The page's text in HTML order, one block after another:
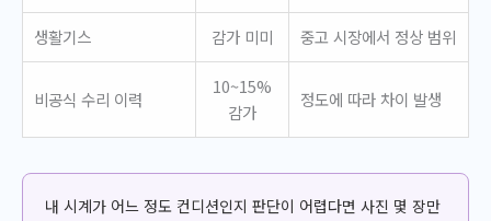
생활기스 감가 미미 중고 시장에서 정상 범위
비공식 수리 이력
10~15%
감가
정도에 따라 차이 발생
내 시계가 어느 정도 컨디션인지 판단이 어렵다면 사진 몇 장만